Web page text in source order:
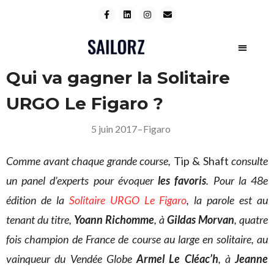
Qui va gagner la Solitaire
URGO Le Figaro ?
5 juin 2017–Figaro
Comme avant chaque grande course, Tip & Shaft consulte
un panel d’experts pour évoquerles favoris. Pour la 48e
édition de la Solitaire URGO Le Figaro, la parole est au
tenant du titre, Yoann Richomme, àGildas Morvan, quatre
fois champion de France de course au large en solitaire, au
vainqueur du Vendée Globe Armel Le Cléac’h, à Jeanne